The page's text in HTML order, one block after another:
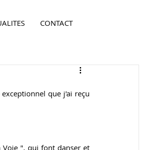
CONTACT
que j'ai reçu
Voie ", qui font danser et